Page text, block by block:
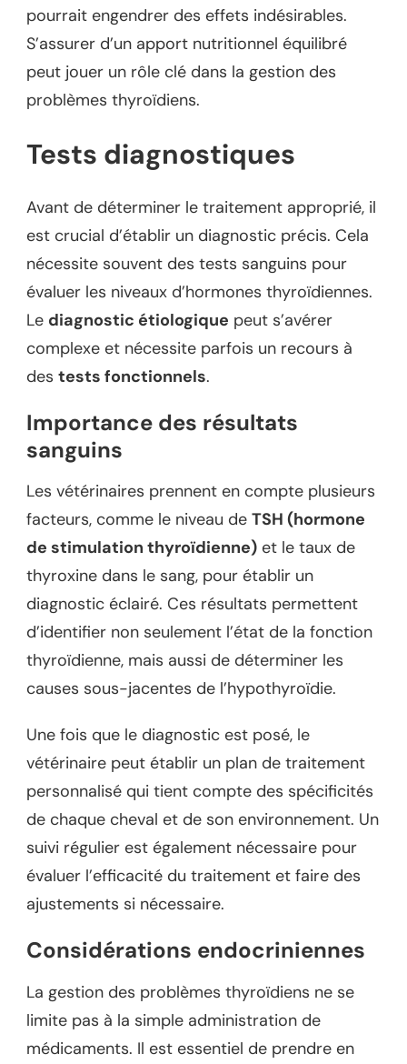
pourrait engendrer des effets indésirables.
S’assurer d’un apport nutritionnel équilibré
peut jouer un rôle clé dans la gestion des
problèmes thyroïdiens.
Tests diagnostiques
Avant de déterminer le traitement approprié, il
est crucial d’établir un diagnostic précis. Cela
nécessite souvent des tests sanguins pour
évaluer les niveaux d’hormones thyroïdiennes.
Le diagnostic étiologique peut s’avérer
complexe et nécessite parfois un recours à
des tests fonctionnels.
Importance des résultats
sanguins
Les vétérinaires prennent en compte plusieurs
facteurs, comme le niveau de TSH (hormone
de stimulation thyroïdienne) et le taux de
thyroxine dans le sang, pour établir un
diagnostic éclairé. Ces résultats permettent
d’identifier non seulement l’état de la fonction
thyroïdienne, mais aussi de déterminer les
causes sous-jacentes de l’hypothyroïdie.
Une fois que le diagnostic est posé, le
vétérinaire peut établir un plan de traitement
personnalisé qui tient compte des spécificités
de chaque cheval et de son environnement. Un
suivi régulier est également nécessaire pour
évaluer l’efficacité du traitement et faire des
ajustements si nécessaire.
Considérations endocriniennes
La gestion des problèmes thyroïdiens ne se
limite pas à la simple administration de
médicaments. Il est essentiel de prendre en